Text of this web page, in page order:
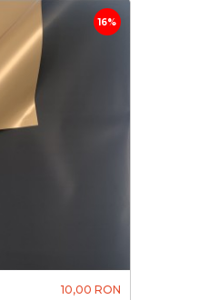
16%
10,00 RON